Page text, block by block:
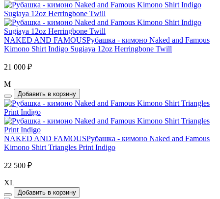
NAKED AND FAMOUSРубашка - кимоно Naked and Famous
Kimono Shirt Indigo Sugiaya 12oz Herringbone Twill
21 000 ₽
M
Добавить в корзину
NAKED AND FAMOUSРубашка - кимоно Naked and Famous
Kimono Shirt Triangles Print Indigo
22 500 ₽
XL
Добавить в корзину